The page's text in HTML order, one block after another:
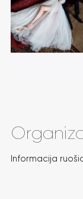
Informacija